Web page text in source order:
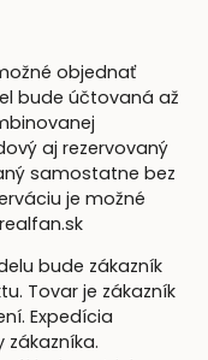
objednať
bude účtovaná až
aj rezervovaný
samostatne bez
je možné
bude zákazník
Tovar je zákazník
Expedícia